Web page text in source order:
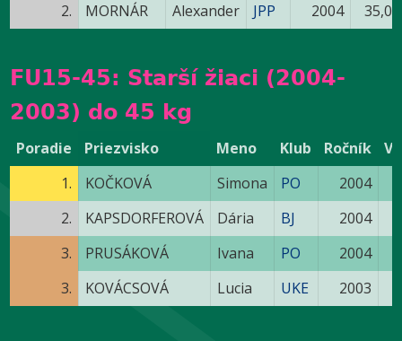
2.
MORNÁR Alexander JPP 2004 35,0
FU15-45: Starší žiaci (2004-
2003) do 45 kg
Poradie Priezvisko Meno Klub Ročník
1.
KOČKOVÁ Simona PO 2004
2.
KAPSDORFEROVÁ Dária BJ 2004
3.
PRUSÁKOVÁ Ivana PO 2004
3.
KOVÁCSOVÁ Lucia UKE 2003